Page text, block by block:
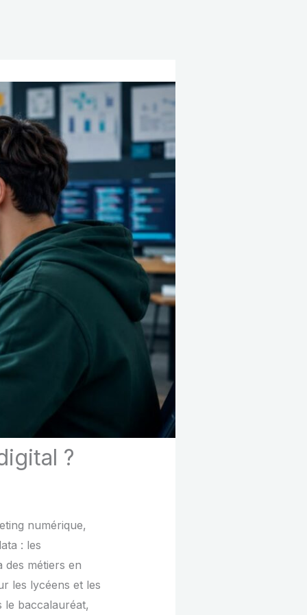
?
numérique,
: les
des métiers en
les lycéens et les
le baccalauréat,